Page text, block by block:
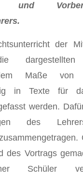
und
der
Maße von
in Texte für
werden.
des
des Vortrags
Schüler